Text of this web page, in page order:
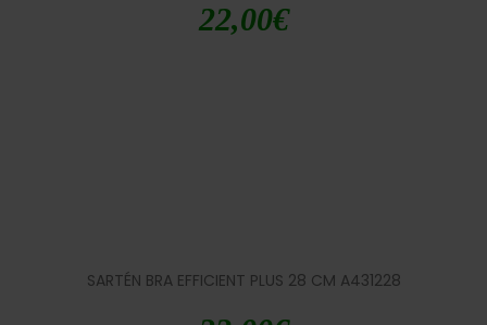
22,00€
SARTÉN BRA EFFICIENT PLUS 28 CM A431228